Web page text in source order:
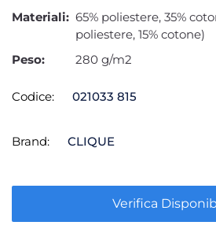
Materiali: 65% poliestere, 35%
poliestere, 15% cotone)
Peso:
280 g/m2
Codice: 021033 815
Brand: CLIQUE
Verifica